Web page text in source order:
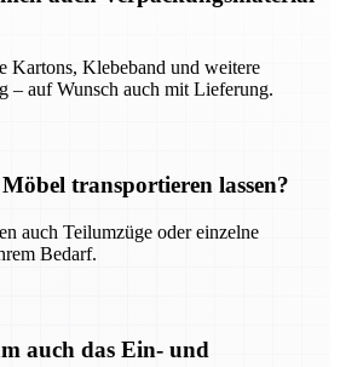
Kartons, Klebeband und weitere
– auf Wunsch auch mit Lieferung.
transportieren lassen?
auch Teilumzüge oder einzelne
Bedarf.
auch das Ein- und